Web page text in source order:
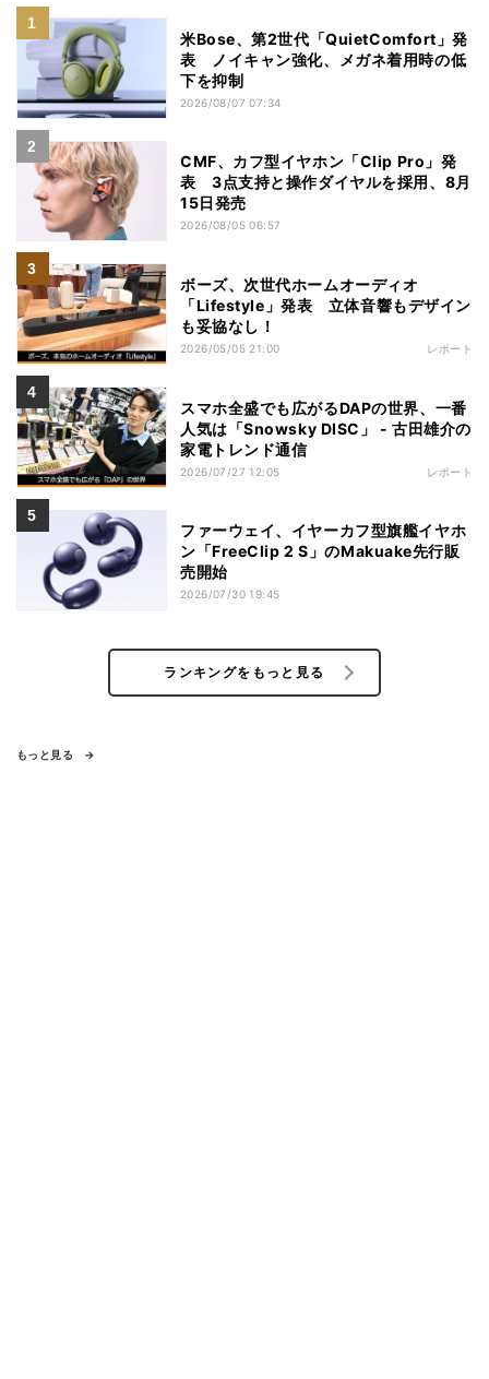
米Bose、第2世代「QuietComfort」発
表 ノイキャン強化、メガネ着用時の低
下を抑制
2026/08/07 07:34
CMF、カフ型イヤホン「Clip Pro」発
表 3点支持と操作ダイヤルを採用、8月
15日発売
2026/08/05 06:57
ボーズ、次世代ホームオーディオ
「Lifestyle」発表 立体音響もデザイン
も妥協なし！
2026/05/05 21:00 レポート
スマホ全盛でも広がるDAPの世界、一番
人気は「Snowsky DISC」 - 古田雄介の
家電トレンド通信
2026/07/27 12:05 レポート
ファーウェイ、イヤーカフ型旗艦イヤホ
ン「FreeClip 2 S」のMakuake先行販
売開始
2026/07/30 19:45
ランキングをもっと見る
もっと見る